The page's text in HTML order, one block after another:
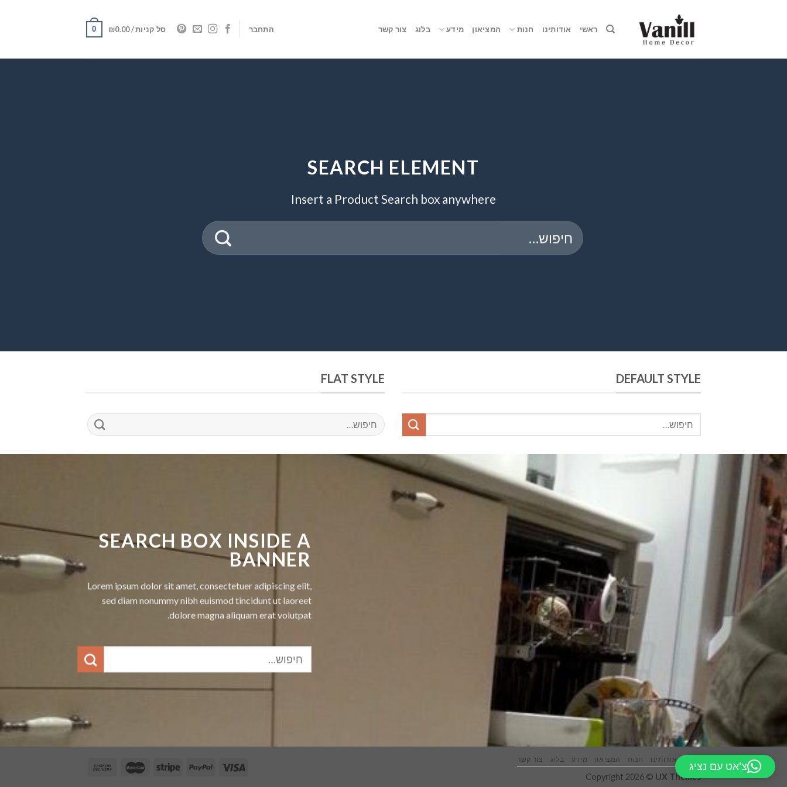
ראשי אודותינו חנות המציאון מידע בלוג צור קשר התחבר סל קניות / ₪0.00
0
SEARCH ELEMENT
Insert a Product Search box anywhere
DEFAULT STYLE
FLAT STYLE
SEARCH BOX INSIDE A
BANNER
Lorem ipsum dolor sit amet, consectetuer adipiscing elit,
sed diam nonummy nibh euismod tincidunt ut laoreet
dolore magna aliquam erat volutpat.
אודותינו חנות המציאון מידע בלוג צור קשר
Copyright 2026 © UX Themes
צ'אט עם נציג